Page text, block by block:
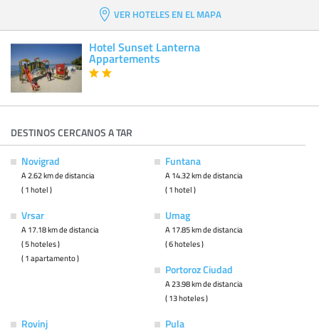
VER HOTELES EN EL MAPA
Hotel Sunset Lanterna
Appartements
DESTINOS CERCANOS A TAR
Novigrad
A 2.62 km de distancia
( 1 hotel )
Funtana
A 14.32 km de distancia
( 1 hotel )
Vrsar
A 17.18 km de distancia
( 5 hoteles )
( 1 apartamento )
Umag
A 17.85 km de distancia
( 6 hoteles )
Portoroz Ciudad
A 23.98 km de distancia
( 13 hoteles )
Rovinj Pula